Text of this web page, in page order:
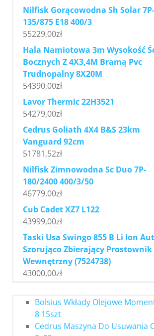
Nilfisk Gorącowodna Sh Solar 7P-
135/875 E18 400/3
55229,00zł
Hala Namiotowa 3m Wysokość
Bocznych Z 4X3,4M Bramą Pvc
Trudnopalny 8X20M
54390,00zł
Lavor Thermic 22H3521
54279,00zł
Cedrus Goliath 4X4 B&S 23km
Vanguard 92cm
51781,52zł
Nilfisk Zimnowodna Sc Duo 7P-
180/2400 400/3/50
46779,00zł
Cub Cadet XZ7 L122
43999,00zł
Taski Usa Swingo 855 B Li Ion
Szorująco Zbierający Prostownik
Wewnętrzny (7524738)
43000,00zł
Bolsius Wkłady Olejowe
8 15szt
Cedrus Maszyna Do Usuwania